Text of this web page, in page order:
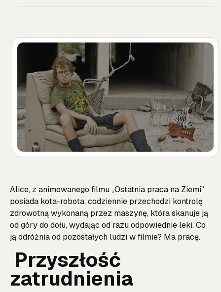
Alice, z animowanego filmu „Ostatnia praca na Ziemi”
posiada kota-robota, codziennie przechodzi kontrolę
zdrowotną wykonaną przez maszynę, która skanuje ją
od góry do dołu, wydając od razu odpowiednie leki. Co
ją odróżnia od pozostałych ludzi w filmie? Ma pracę.
Przyszłość
zatrudnienia